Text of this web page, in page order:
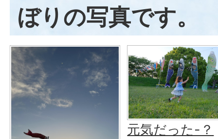
ぼりの写真です。
元気だった-？